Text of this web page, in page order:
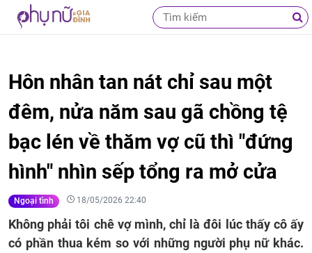
Hôn nhân tan nát chỉ sau một
đêm, nửa năm sau gã chồng tệ
bạc lén về thăm vợ cũ thì "đứng
hình" nhìn sếp tổng ra mở cửa
Ngoại tình 18/05/2026 22:40
Không phải tôi chê vợ mình, chỉ là đôi lúc thấy cô ấy
có phần thua kém so với những người phụ nữ khác.